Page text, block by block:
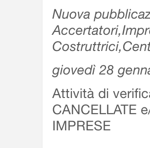
Nuova
giovedì 28
Attività di
CANCELLATE
IMPRESE